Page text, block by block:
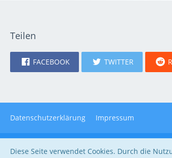
Teilen
FACEBOOK TWITTER
Datenschutzerklärung Impressum
Diese Seite verwendet Cookies. Durch die